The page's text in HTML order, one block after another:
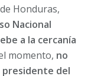
Honduras,
Nacional
a la cercanía
momento, no
presidente del